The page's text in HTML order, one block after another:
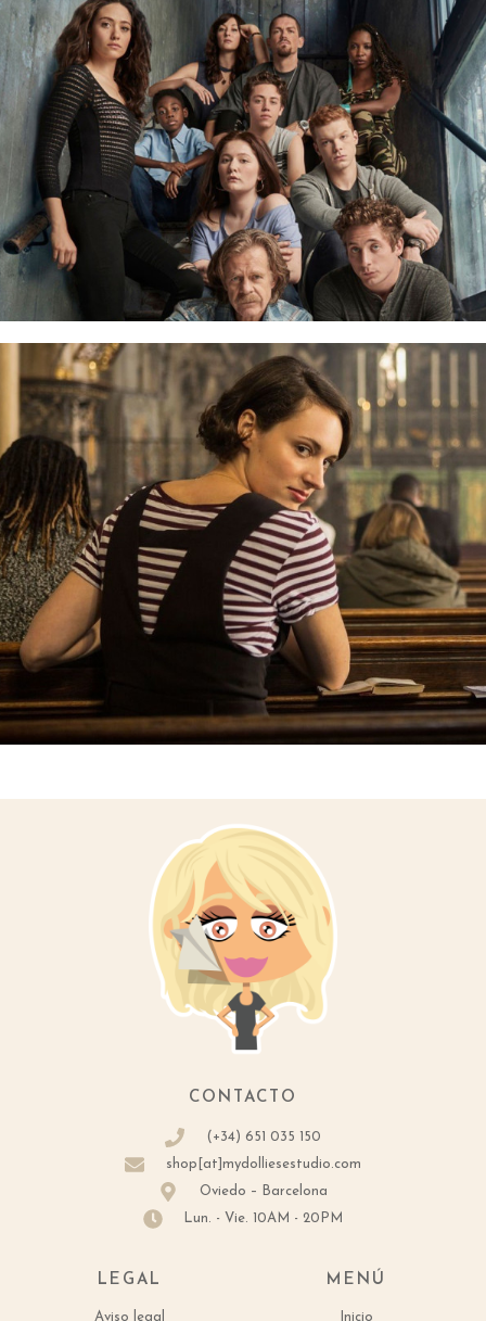
CONTACTO
(+34) 651 035 150
shop[at]mydolliesestudio.com
Oviedo – Barcelona
Lun. - Vie. 10AM - 20PM
LEGAL
Aviso legal
MENÚ
Inicio